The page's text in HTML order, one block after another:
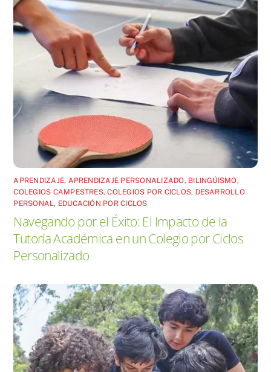
APRENDIZAJE, APRENDIZAJE PERSONALIZADO, BILINGÚISMO,
COLEGIOS CAMPESTRES,COLEGIOS POR CICLOS, DESARROLLO
PERSONAL, EDUCACIÓN POR CICLOS
Navegando por el Éxito: El Impacto de la
Tutoría Académica en un Colegio por Ciclos
Personalizado